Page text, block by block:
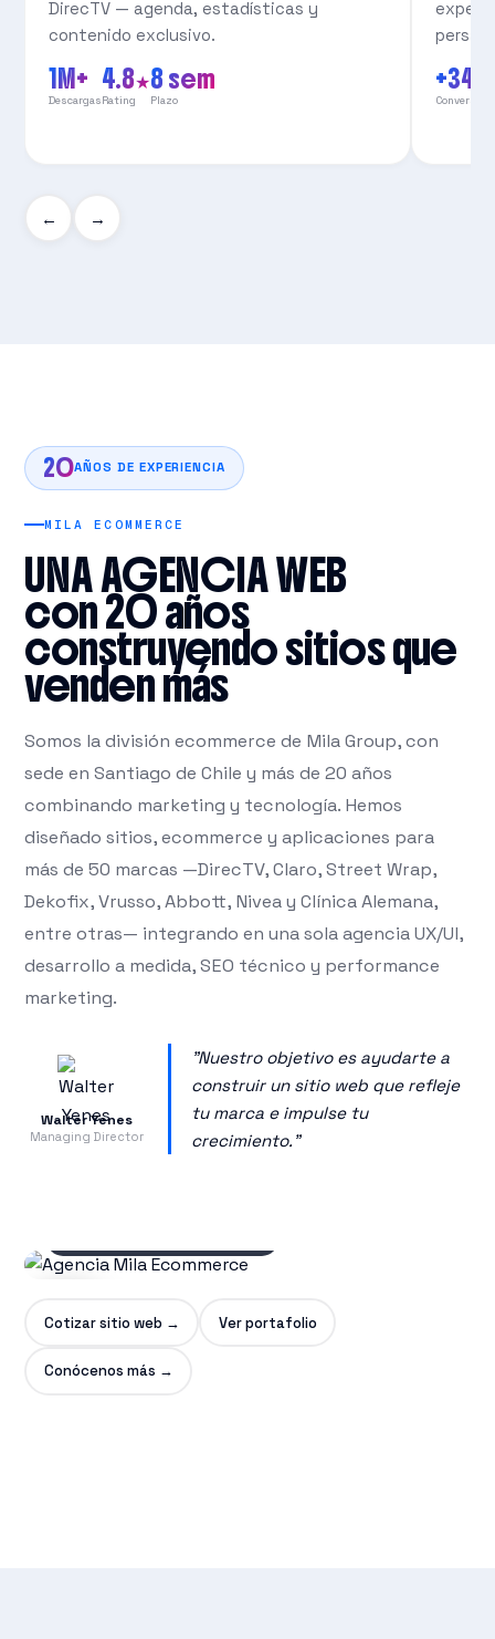
DirecTV — agenda, estadísticas y
contenido exclusivo.
1M+
Descargas
4.8★
Rating
8 sem
Plazo Conversión
← →
20AÑOS DE EXPERIENCIA
MILA ECOMMERCE
UNA AGENCIA WEB
con 20 años
construyendo sitios que
venden más
Somos la división ecommerce de Mila Group, con
sede en Santiago de Chile y más de 20 años
combinando marketing y tecnología. Hemos
diseñado sitios, ecommerce y aplicaciones para
más de 50 marcas —DirecTV, Claro, Street Wrap,
Dekofix, Vrusso, Abbott, Nivea y Clínica Alemana,
entre otras— integrando en una sola agencia UX/UI,
desarrollo a medida, SEO técnico y performance
marketing.
Walter Yenes
Managing Director
"Nuestro objetivo es ayudarte a
construir un sitio web que refleje
tu marca e impulse tu
crecimiento."
▶
Cotizar sitio web → Ver portafolio
Conócenos más →